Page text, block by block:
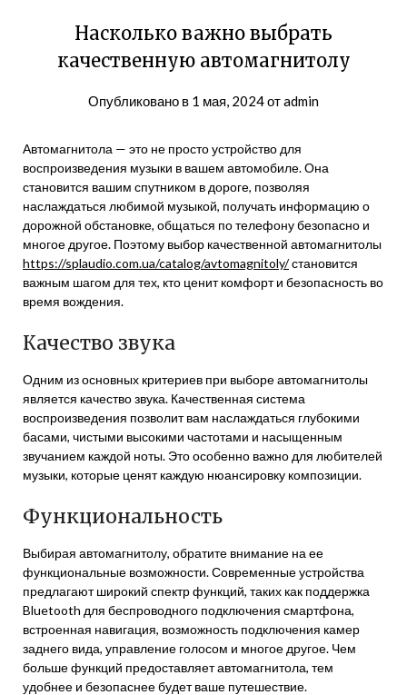
Насколько важно выбрать
качественную автомагнитолу
Опубликовано в 1 мая, 2024отadmin
Автомагнитола — это не просто устройство для
воспроизведения музыки в вашем автомобиле. Она
становится вашим спутником в дороге, позволяя
наслаждаться любимой музыкой, получать информацию о
дорожной обстановке, общаться по телефону безопасно и
многое другое. Поэтому выбор качественной автомагнитолы
https://splaudio.com.ua/catalog/avtomagnitoly/становится
важным шагом для тех, кто ценит комфорт и безопасность во
время вождения.
Качество звука
Одним из основных критериев при выборе автомагнитолы
является качество звука. Качественная система
воспроизведения позволит вам наслаждаться глубокими
басами, чистыми высокими частотами и насыщенным
звучанием каждой ноты. Это особенно важно для любителей
музыки, которые ценят каждую нюансировку композиции.
Функциональность
Выбирая автомагнитолу, обратите внимание на ее
функциональные возможности. Современные устройства
предлагают широкий спектр функций, таких как поддержка
Bluetooth для беспроводного подключения смартфона,
встроенная навигация, возможность подключения камер
заднего вида, управление голосом и многое другое. Чем
больше функций предоставляет автомагнитола, тем
удобнее и безопаснее будет ваше путешествие.